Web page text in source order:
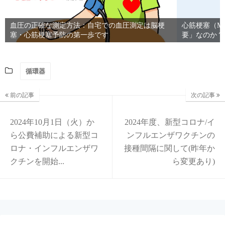
血圧の正確な測定方法：自宅での血圧測定は脳梗
塞・心筋梗塞予防の第一歩です
心筋梗塞（
要」なのか
循環器
前の記事
2024年10月1日（火）か
ら公費補助による新型コ
ロナ・インフルエンザワ
クチンを開始...
次の記事
2024年度、新型コロナ/イ
ンフルエンザワクチンの
接種間隔に関して(昨年か
ら変更あり)